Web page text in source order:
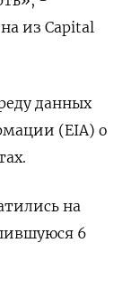
из Capital
данных
(EIA) о
на
6